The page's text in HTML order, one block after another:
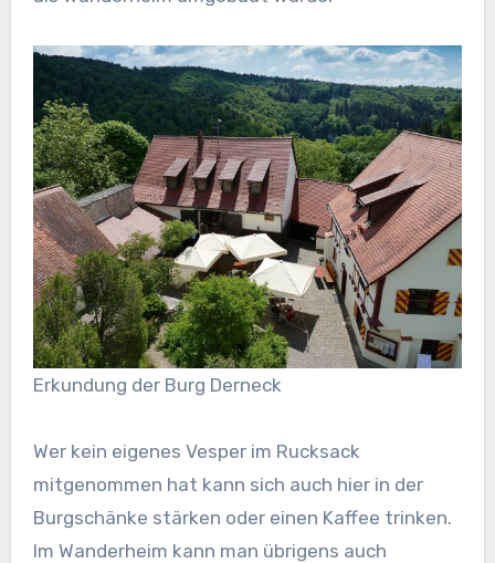
Erkundung der Burg Derneck
Wer kein eigenes Vesper im Rucksack
mitgenommen hat kann sich auch hier in der
Burgschänke stärken oder einen Kaffee trinken.
Im Wanderheim kann man übrigens auch